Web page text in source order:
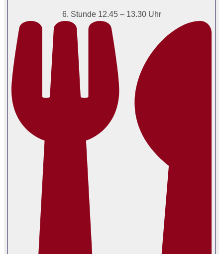
6. Stunde 12.45 – 13.30 Uhr